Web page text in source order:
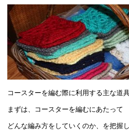
コースターを編む際に利用する主な道
まずは、コースターを編むにあたって
どんな編み方をしていくのか、を把握